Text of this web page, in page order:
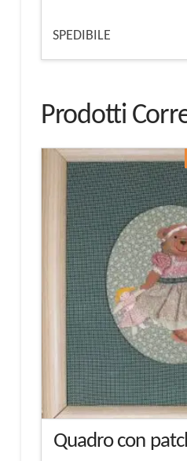
SPEDIBILE
Prodotti
Quadro con